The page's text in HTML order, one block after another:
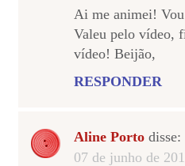
Ai me animei!
Valeu pelo vídeo,
vídeo! Beijão,
RESPONDER
Aline Porto disse:
07 de junho de